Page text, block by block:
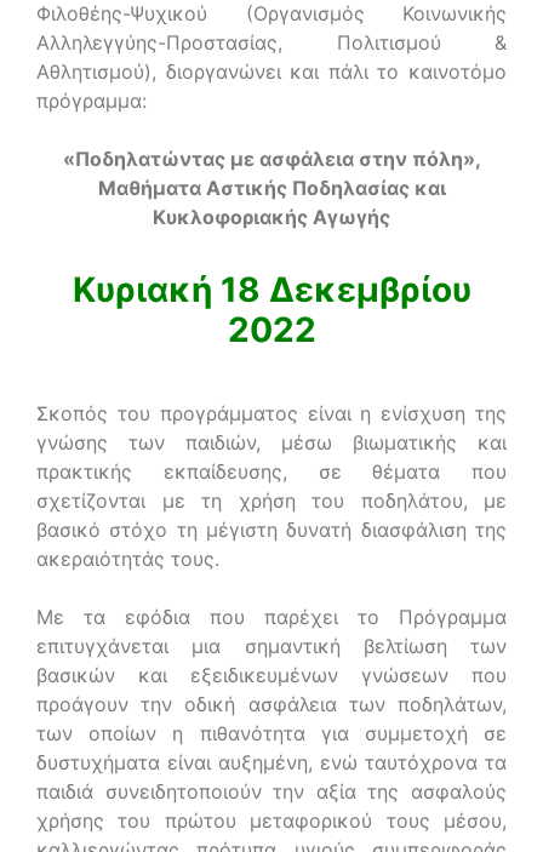
Φιλοθέης-Ψυχικού (Οργανισμός Κοινωνικής
Αλληλεγγύης-Προστασίας, Πολιτισμού &
Αθλητισμού), διοργανώνει και πάλι το καινοτόμο
πρόγραμμα:
«Ποδηλατώντας με ασφάλεια στην πόλη»,
Μαθήματα Αστικής Ποδηλασίας και
Κυκλοφοριακής Αγωγής
Κυριακή 18 Δεκεμβρίου
2022
Σκοπός του προγράμματος είναι η ενίσχυση της
γνώσης των παιδιών, μέσω βιωματικής και
πρακτικής εκπαίδευσης, σε θέματα που
σχετίζονται με τη χρήση του ποδηλάτου, με
βασικό στόχο τη μέγιστη δυνατή διασφάλιση της
ακεραιότητάς τους.
Με τα εφόδια που παρέχει το Πρόγραμμα
επιτυγχάνεται μια σημαντική βελτίωση των
βασικών και εξειδικευμένων γνώσεων που
προάγουν την οδική ασφάλεια των ποδηλάτων,
των οποίων η πιθανότητα για συμμετοχή σε
δυστυχήματα είναι αυξημένη, ενώ ταυτόχρονα τα
παιδιά συνειδητοποιούν την αξία της ασφαλούς
χρήσης του πρώτου μεταφορικού τους μέσου,